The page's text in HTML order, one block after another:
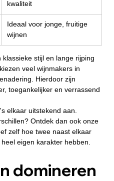
kwaliteit
Ideaal voor jonge, fruitige
wijnen
stijl en lange rijping
veel wijnmakers in
Hierdoor zijn
toegankelijker en verrassend
elkaar uitstekend aan.
Ontdek dan ook onze
zelf hoe twee naast elkaar
eigen karakter hebben.
domineren